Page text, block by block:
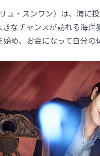
ュ・スンワン）は、海に
なチャンスが訪れる海
め、お金になって自分の